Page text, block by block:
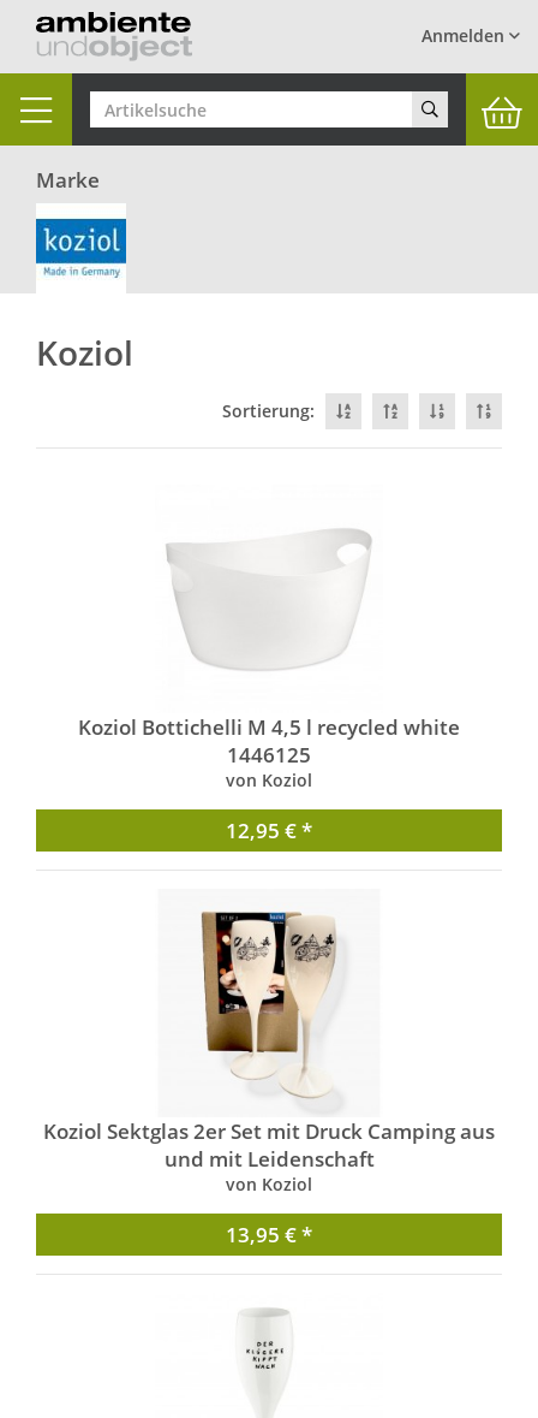
Anmelden
Toggle
navigation
Marke
Koziol
Sortierung:
Koziol Bottichelli M 4,5 l recycled white
1446125
von Koziol
12,95 € *
Koziol Sektglas 2er Set mit Druck Camping aus
und mit Leidenschaft
von Koziol
13,95 € *